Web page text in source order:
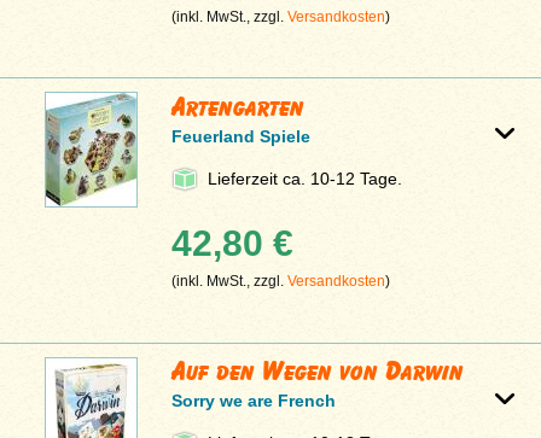
(inkl. MwSt., zzgl.Versandkosten)
Artengarten
Feuerland Spiele
Lieferzeit ca. 10-12 Tage.
42,80 €
(inkl. MwSt., zzgl.Versandkosten)
Auf den Wegen von Darwin
Sorry we are French